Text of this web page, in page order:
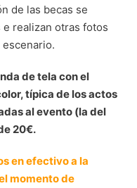
de las becas se
realizan otras fotos
de tela con el
típica de los actos
al evento (la del
20€.
en efectivo a la
momento de